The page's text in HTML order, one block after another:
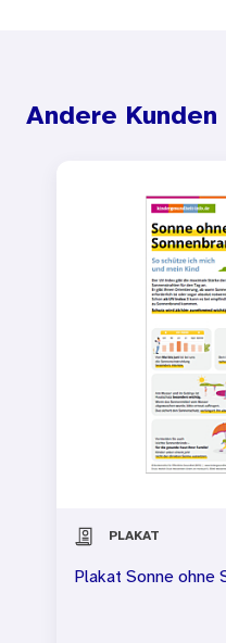
Andere
PLAKAT
Plakat Sonne ohne